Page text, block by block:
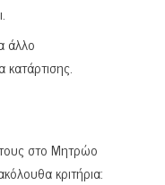
άλλο
στο Μητρώο
κριτήρια: